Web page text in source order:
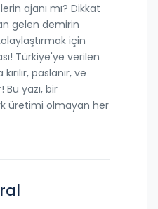
ajanı mı? Dikkat
gelen demirin
için
Türkiye'ye verilen
paslanır, ve
Bu yazı, bir
üretimi olmayan her